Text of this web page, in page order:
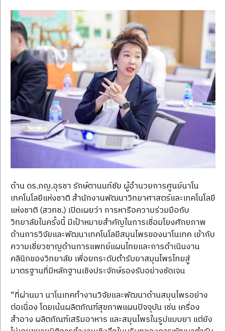
ด้าน ดร.ภญ.อุรชา รักษ์ตานนท์ชัย ผู้อำนวยการศูนย์นาโน
เทคโนโลยีแห่งชาติ สำนักงานพัฒนาวิทยาศาสตร์และเทคโนโลยี
แห่งชาติ (สวทช.) เปิดเผยว่า การหารือความร่วมมือกับ
วิทยาลัยในครั้งนี้ มีเป้าหมายสำคัญในการเชื่อมโยงศักยภาพ
ด้านการวิจัยและพัฒนาเทคโนโลยีสมุนไพรของนาโนเทค เข้ากับ
ความเชี่ยวชาญด้านการแพทย์แผนไทยและการดำเนินงาน
คลินิกของวิทยาลัย เพื่อยกระดับตำรับยาสมุนไพรไทยสู่
มาตรฐานที่มีหลักฐานเชิงประจักษ์รองรับอย่างชัดเจน
“ที่ผ่านมา นาโนเทคทำงานวิจัยและพัฒนาด้านสมุนไพรอย่าง
ต่อเนื่อง โดยเน้นผลิตภัณฑ์สุขภาพแผนปัจจุบัน เช่น เครื่อง
สำอาง ผลิตภัณฑ์เสริมอาหาร และสมุนไพรในรูปแบบยา แต่ยัง